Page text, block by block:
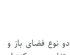
نوع فضای باز و